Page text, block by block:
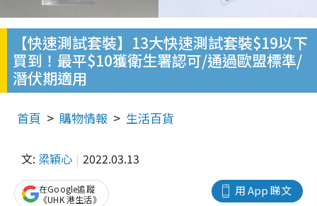
【快速測試套裝】13大快速測試套裝$19以下
買到！最平$10獲衛生署認可/通過歐盟標準/
潛伏期適用
首頁 購物情報 生活百貨
文: 梁穎心 2022.03.13
用 App 睇文
在Google追蹤
《UHK 港生活》